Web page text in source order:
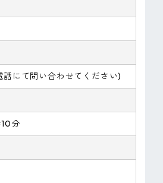
にて問い合わせてください)
分